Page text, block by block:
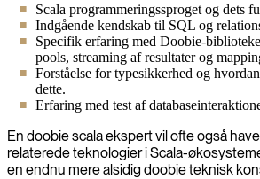
Scala programmeringssproget og dets
Indgående kendskab til SQL og
Specifik erfaring med Doobie-
pools, streaming af resultater og
Forståelse for typesikkerhed og
dette.
Erfaring med test af
En doobie scala ekspert vil ofte også
relaterede teknologier i Scala-
en endnu mere alsidig doobie teknisk